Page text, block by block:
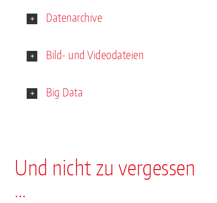
Datenarchive
Bild- und Videodateien
Big Data
Und nicht zu vergessen
…